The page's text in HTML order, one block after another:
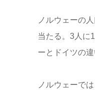
ノルウェーの
当たる。3人に
ーとドイツの
ノルウェーで